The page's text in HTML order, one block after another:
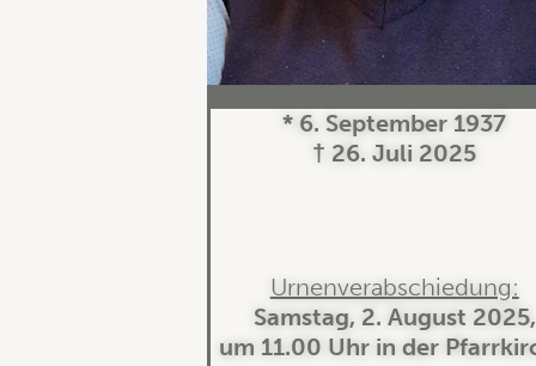
* 6. September 1937
† 26. Juli 2025
Urnenverabschiedung:
Samstag, 2. August 2025,
um 11.00 Uhr in der